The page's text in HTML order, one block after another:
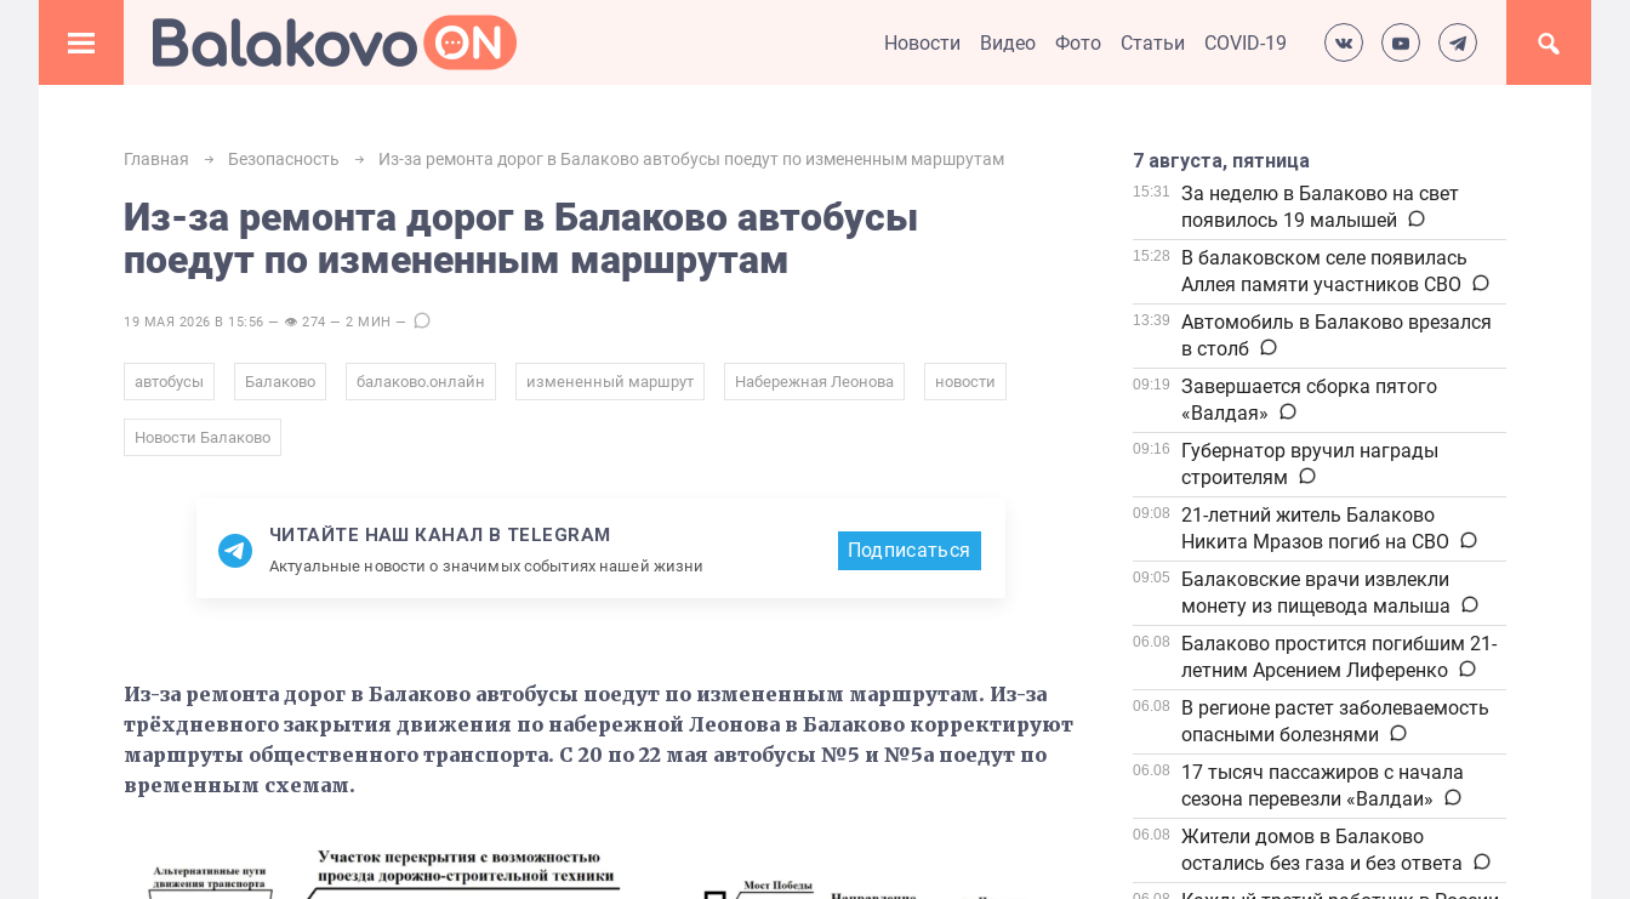
Новости Видео Фото Статьи COVID-19
Главная Безопасность Из-за ремонта дорог в Балаково автобусы поедут по измененным маршрутам
Из-за ремонта дорог в Балаково автобусы
поедут по измененным маршрутам
19 МАЯ 2026 В 15:56 — 👁 274 — 2 МИН —
автобусы Балаково балаково.онлайн измененный маршрут Набережная Леонова новости
Новости Балаково
ЧИТАЙТЕ НАШ КАНАЛ В TELEGRAM
Актуальные новости о значимых событиях нашей жизни
Подписаться
Из-за ремонта дорог в Балаково автобусы поедут по измененным маршрутам. Из-за
трёхдневного закрытия движения по набережной Леонова в Балаково корректируют
маршруты общественного транспорта. С 20 по 22 мая автобусы №5 и №5а поедут по
временным схемам.
7 августа, пятница
15:31
За неделю в Балаково на свет
появилось 19 малышей
15:28
В балаковском селе появилась
Аллея памяти участников СВО
13:39
Автомобиль в Балаково врезался
в столб
09:19
Завершается сборка пятого
«Валдая»
09:16
Губернатор вручил награды
строителям
09:08
21-летний житель Балаково
Никита Мразов погиб на СВО
09:05
Балаковские врачи извлекли
монету из пищевода малыша
06.08
Балаково простится погибшим 21-
летним Арсением Лиференко
06.08
В регионе растет заболеваемость
опасными болезнями
06.08
17 тысяч пассажиров с начала
сезона перевезли «Валдаи»
06.08
Жители домов в Балаково
остались без газа и без ответа